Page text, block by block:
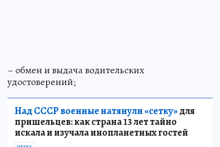
– обмен и выдача водительских
удостоверений;
Над СССР военные натянули «сетку»для
пришельцев: как страна 13 лет тайно
искала и изучала инопланетных гостей